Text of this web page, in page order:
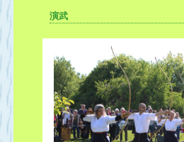
演武